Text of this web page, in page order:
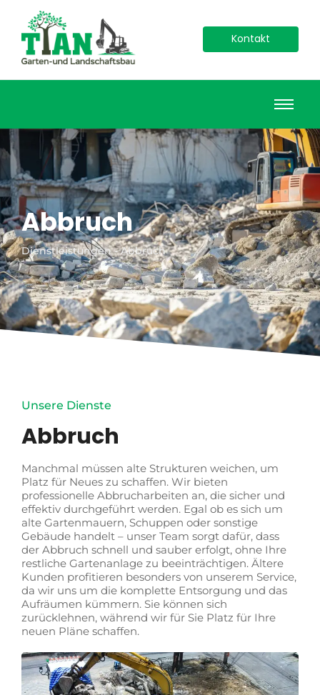
Kontakt
Abbruch
Dienstleistungen - Abbruch
Unsere Dienste
Abbruch
Manchmal müssen alte Strukturen weichen, um
Platz für Neues zu schaffen. Wir bieten
professionelle Abbrucharbeiten an, die sicher und
effektiv durchgeführt werden. Egal ob es sich um
alte Gartenmauern, Schuppen oder sonstige
Gebäude handelt – unser Team sorgt dafür, dass
der Abbruch schnell und sauber erfolgt, ohne Ihre
restliche Gartenanlage zu beeinträchtigen. Ältere
Kunden profitieren besonders von unserem Service,
da wir uns um die komplette Entsorgung und das
Aufräumen kümmern. Sie können sich
zurücklehnen, während wir für Sie Platz für Ihre
neuen Pläne schaffen.